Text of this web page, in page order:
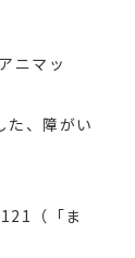
ニマッ
た、障がい
（「ま